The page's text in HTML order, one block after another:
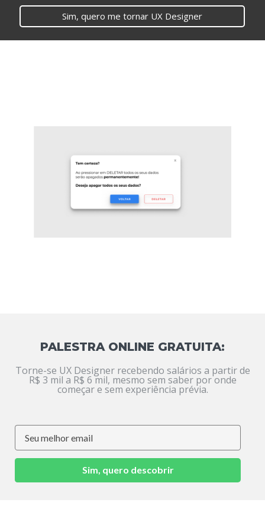
Sim, quero me tornar UX Designer
PALESTRA ONLINE GRATUITA:
Torne-se UX Designer recebendo salários a partir de
R$ 3 mil a R$ 6 mil, mesmo sem saber por onde
começar e sem experiência prévia.
Sim, quero descobrir